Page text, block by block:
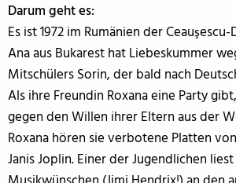
Darum geht es:
Es ist 1972 im Rumänien der
Ana aus Bukarest hat Liebeskummer
Mitschülers Sorin, der bald nach
Als ihre Freundin Roxana eine Party
gegen den Willen ihrer Eltern aus der
Roxana hören sie verbotene Platten
Janis Joplin. Einer der Jugendlichen